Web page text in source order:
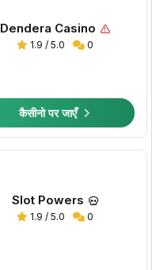
Dendera Casino
1.9 / 5.0 0
कैसीनो पर जाएँ
Slot Powers
1.9 / 5.0 0